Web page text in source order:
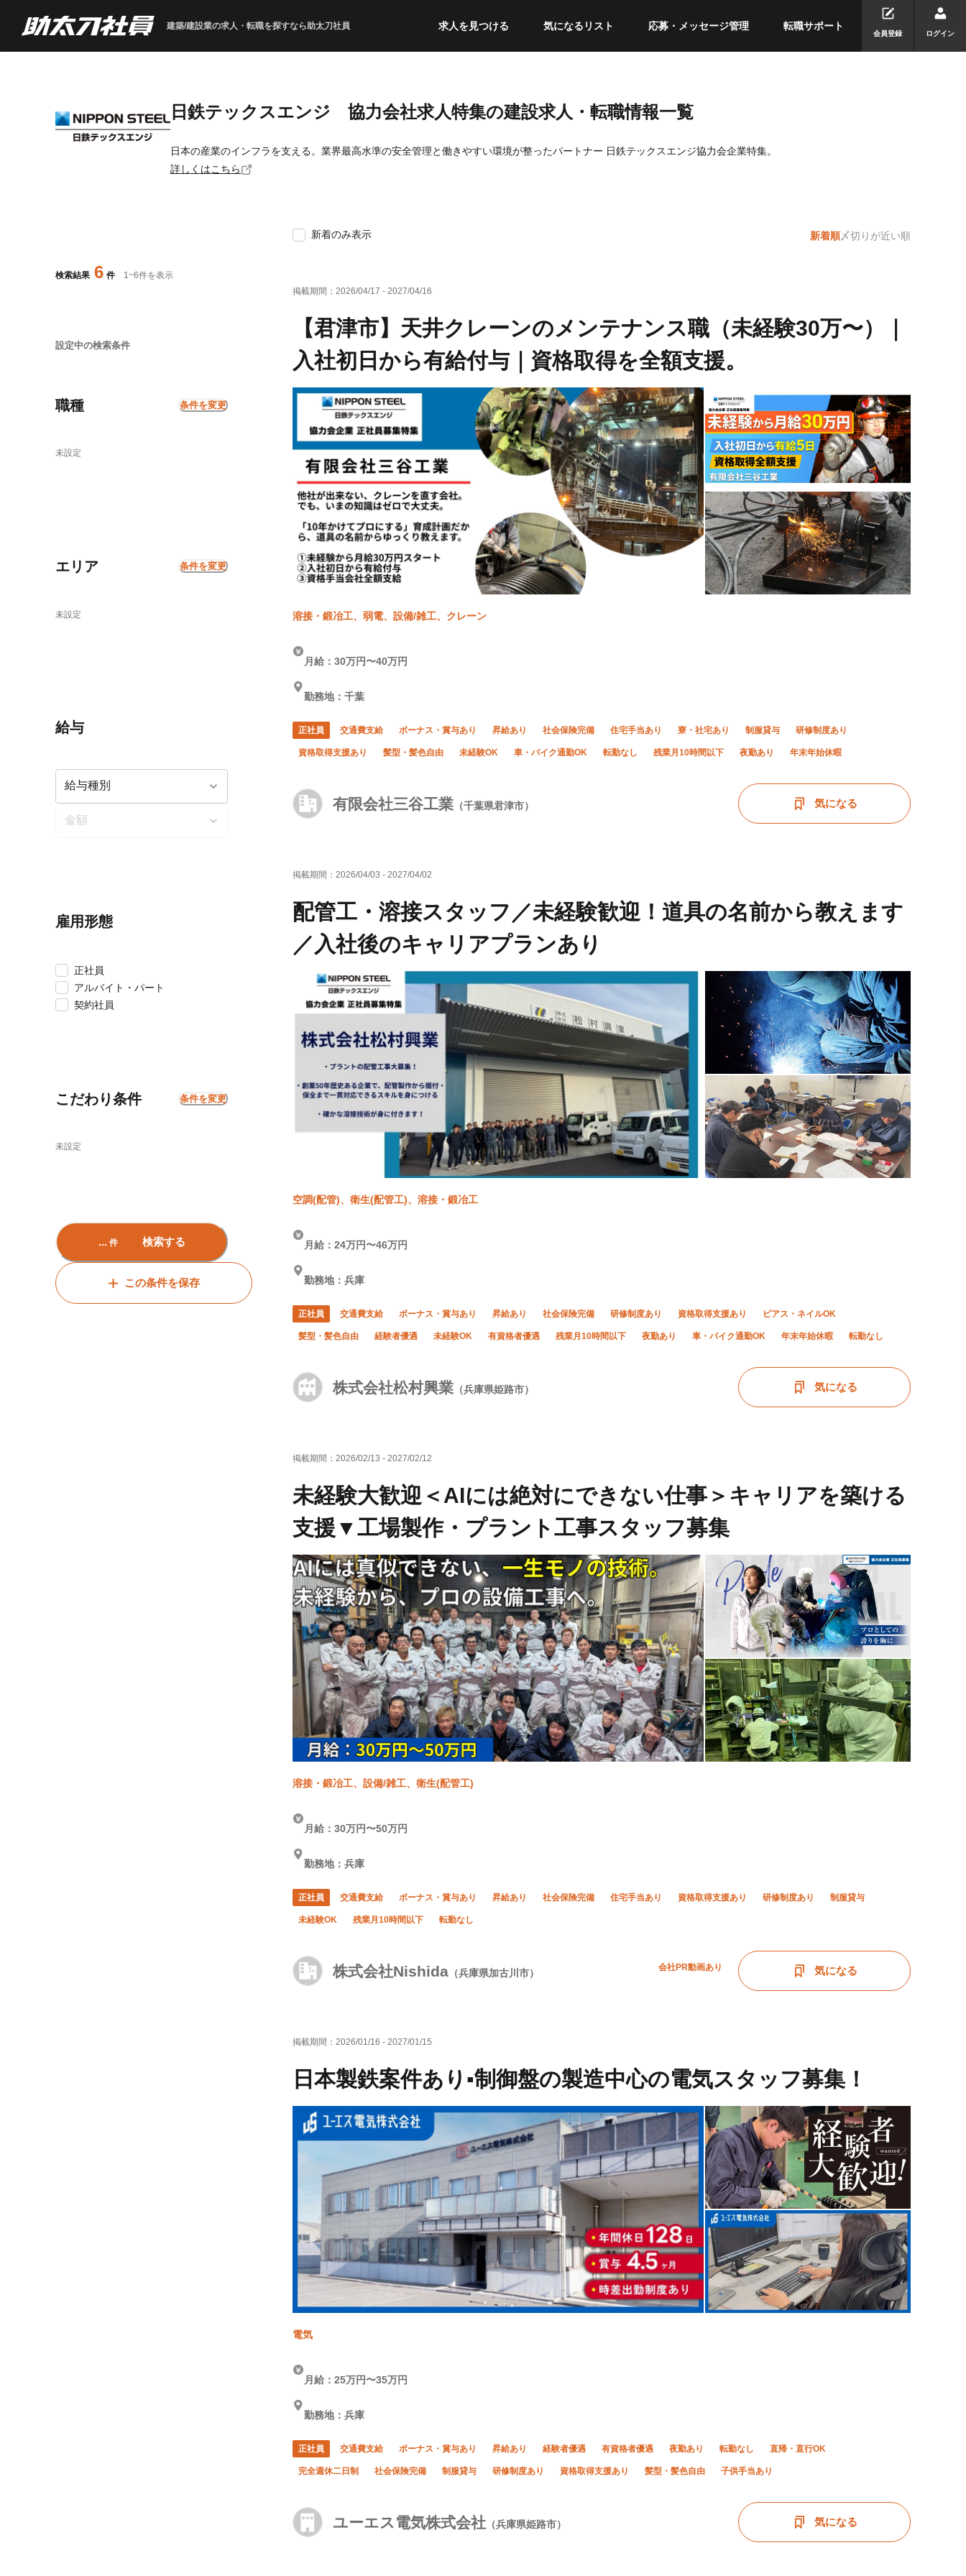
建築/建設業の求人・転職を探すなら助太刀社員 求人を見つける 気になるリスト 応募・メッセージ管理 転職サポート
会員登録 ログイン
日鉄テックスエンジ 協力会社求人特集の建設求人・転職情報一覧
日本の産業のインフラを支える。業界最高水準の安全管理と働きやすい環境が整ったパートナー 日鉄テックスエンジ協力会企業特集。
詳しくはこちら
検索結果 6 件 1~6件を表示
設定中の検索条件
職種 条件を変更
未設定
エリア 条件を変更
未設定
給与
雇用形態
正社員
アルバイト・パート
契約社員
こだわり条件 条件を変更
未設定
... 件 検索する
この条件を保存
新着のみ表示 新着順〆切りが近い順
掲載期間： 2026/04/17 - 2027/04/16
溶接・鍛冶工、弱電、設備/雑工、クレーン
【君津市】天井クレーンのメンテナンス職（未経験30万〜）｜
入社初日から有給付与｜資格取得を全額支援。
有限会社三谷工業 （千葉県君津市）
月給：30万円〜40万円
勤務地：千葉
正社員 交通費支給 ボーナス・賞与あり 昇給あり 社会保険完備 住宅手当あり 寮・社宅あり 制服貸与 研修制度あり
資格取得支援あり 髪型・髪色自由 未経験OK 車・バイク通勤OK 転勤なし 残業月10時間以下 夜勤あり 年末年始休暇
気になる
掲載期間： 2026/04/03 - 2027/04/02
空調(配管)、衛生(配管工)、溶接・鍛冶工
配管工・溶接スタッフ／未経験歓迎！道具の名前から教えます
／入社後のキャリアプランあり
株式会社松村興業 （兵庫県姫路市）
月給：24万円〜46万円
勤務地：兵庫
正社員 交通費支給 ボーナス・賞与あり 昇給あり 社会保険完備 研修制度あり 資格取得支援あり ピアス・ネイルOK
髪型・髪色自由 経験者優遇 未経験OK 有資格者優遇 残業月10時間以下 夜勤あり 車・バイク通勤OK 年末年始休暇 転勤なし
気になる
掲載期間： 2026/02/13 - 2027/02/12
溶接・鍛冶工、設備/雑工、衛生(配管工)
未経験大歓迎＜AIには絶対にできない仕事＞キャリアを築ける
支援▼工場製作・プラント工事スタッフ募集
株式会社Nishida （兵庫県加古川市） 会社PR動画あり
月給：30万円〜50万円
勤務地：兵庫
正社員 交通費支給 ボーナス・賞与あり 昇給あり 社会保険完備 住宅手当あり 資格取得支援あり 研修制度あり 制服貸与
未経験OK 残業月10時間以下 転勤なし
気になる
掲載期間： 2026/01/16 - 2027/01/15
電気
日本製鉄案件あり▪️制御盤の製造中心の電気スタッフ募集！
ユーエス電気株式会社 （兵庫県姫路市）
月給：25万円〜35万円
勤務地：兵庫
正社員 交通費支給 ボーナス・賞与あり 昇給あり 経験者優遇 有資格者優遇 夜勤あり 転勤なし 直帰・直行OK
完全週休二日制 社会保険完備 制服貸与 研修制度あり 資格取得支援あり 髪型・髪色自由 子供手当あり
気になる